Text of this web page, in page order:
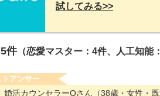
試してみる>>
5件（恋愛マスター：4件、人工知能
トアンサー
婚活カウンセラーOさん （38歳・女性・既